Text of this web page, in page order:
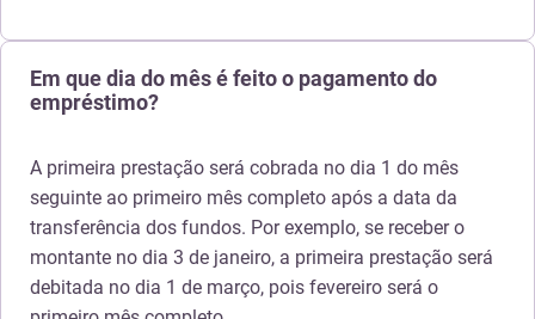
Em que dia do mês é feito o pagamento do
empréstimo?
A primeira prestação será cobrada no dia 1 do mês
seguinte ao primeiro mês completo após a data da
transferência dos fundos. Por exemplo, se receber o
montante no dia 3 de janeiro, a primeira prestação será
debitada no dia 1 de março, pois fevereiro será o